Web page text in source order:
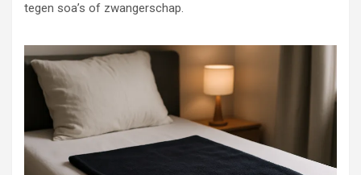
tegen soa’s of zwangerschap.